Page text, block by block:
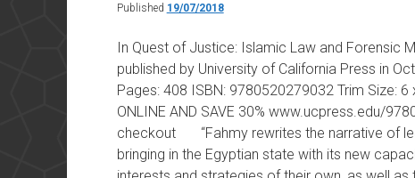
Published 19/07/2018
In Quest of Justice: Islamic Law and Forensic
published by University of California Press in
Pages: 408 ISBN: 9780520279032 Trim Size:
ONLINE AND SAVE 30% www.ucpress.edu/
checkout “Fahmy rewrites the narrative of
bringing in the Egyptian state with its new